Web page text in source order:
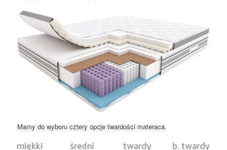
Mamy do wyboru cztery opcje twardości materaca.